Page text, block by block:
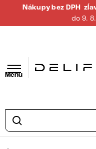
Nákupy bez DPH
do 9.
Menu